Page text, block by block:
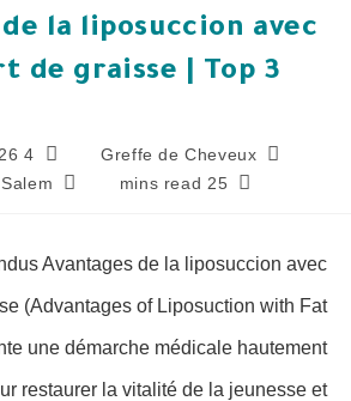
la liposuccion avec
de graisse | Top 3
Greffe de Cheveux
4 juillet 2026
25 mins read
Avantages de la liposuccion avec
(Advantages of Liposuction with Fat
une démarche médicale hautement
restaurer la vitalité de la jeunesse et